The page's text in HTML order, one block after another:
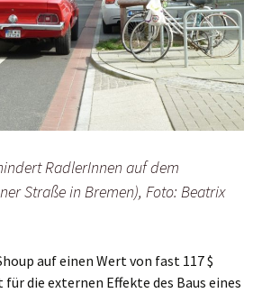
RadlerInnen auf dem
Straße in Bremen), Foto: Beatrix
auf einen Wert von fast 117 $
für die externen Effekte des Baus eines